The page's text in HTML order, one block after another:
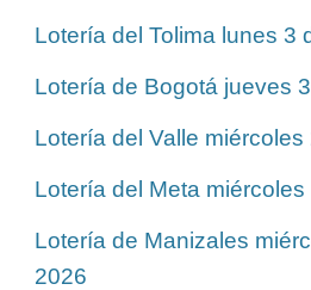
Lotería del Tolima lunes 3
Lotería de Bogotá jueves
Lotería del Valle
Lotería del Meta
Lotería de Manizales
2026